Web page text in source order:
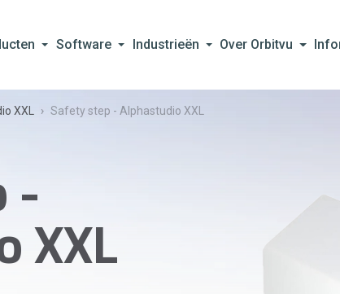
Software Industrieën Over Orbitvu
XXL Safety step - Alphastudio XXL
-
XXL